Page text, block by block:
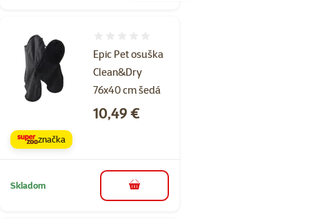
Epic Pet osuška
Clean&Dry
76x40 cm šedá
Cena
10,49 €
značka
Skladom do košíka